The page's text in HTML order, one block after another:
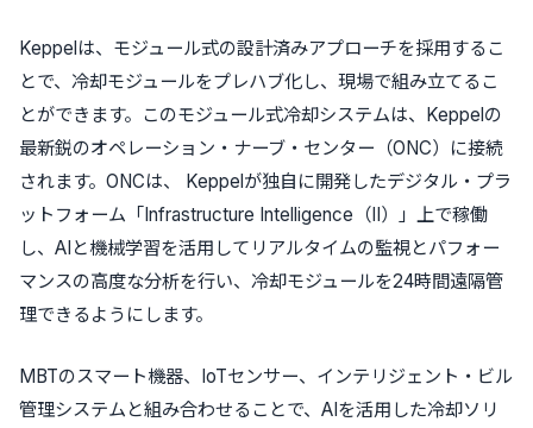
Keppelは、モジュール式の設計済みアプローチを採用するこ
とで、冷却モジュールをプレハブ化し、現場で組み立てるこ
とができます。このモジュール式冷却システムは、Keppelの
最新鋭のオペレーション・ナーブ・センター（ONC）に接続
されます。ONCは、 Keppelが独自に開発したデジタル・プラ
ットフォーム「Infrastructure Intelligence（II）」上で稼働
し、AIと機械学習を活用してリアルタイムの監視とパフォー
マンスの高度な分析を行い、冷却モジュールを24時間遠隔管
理できるようにします。
MBTのスマート機器、IoTセンサー、インテリジェント・ビル
管理システムと組み合わせることで、AIを活用した冷却ソリ